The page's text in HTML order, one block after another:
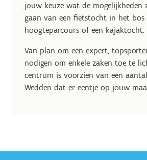
jouw keuze wat de mogelijkheden
gaan van een fietstocht in het bos
hoogteparcours of een kajaktocht.
Van plan om een expert,
nodigen om enkele zaken toe te
centrum is voorzien van een
Wedden dat er eentje op jouw